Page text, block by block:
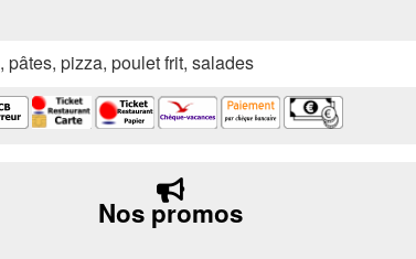
pizza, poulet frit, salades
Nos promos